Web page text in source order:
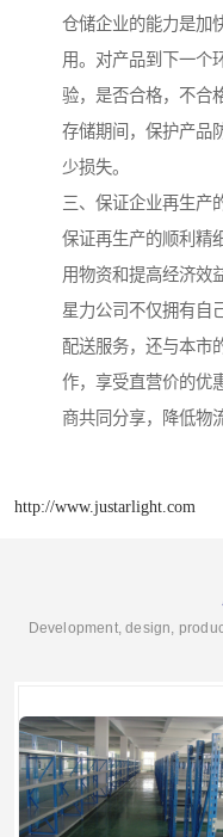
仓储企业的能力是加
用。对产品到下一个
验，是否合格，不合
存储期间，保护产品
少损失。
三、保证企业再生产
保证再生产的顺利精
用物资和提高经济效
星力公司不仅拥有自
配送服务，还与本市
作，享受直营价的优
商共同分享，降低物
http://www.justarlight.com
Development, design,